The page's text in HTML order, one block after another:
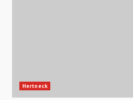
Hertneck